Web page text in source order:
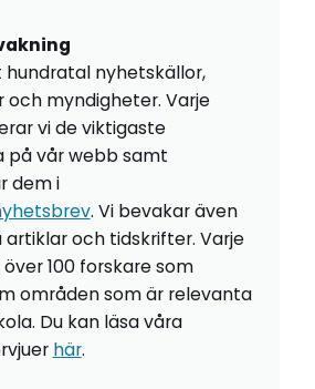
nyhetskällor,
och myndigheter. Varje
vi de viktigaste
på vår webb samt
dem i
. Vi bevakar även
och tidskrifter. Varje
100 forskare som
områden som är relevanta
Du kan läsa våra
här.